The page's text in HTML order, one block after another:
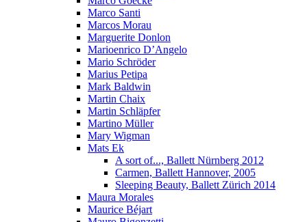
Marco Santi
Marcos Morau
Marguerite Donlon
Marioenrico D’Angelo
Mario Schröder
Marius Petipa
Mark Baldwin
Martin Chaix
Martin Schläpfer
Martino Müller
Mary Wigman
Mats Ek
A sort of..., Ballett Nürnberg 2012
Carmen, Ballett Hannover, 2005
Sleeping Beauty, Ballett Zürich 2014
Maura Morales
Maurice Béjart